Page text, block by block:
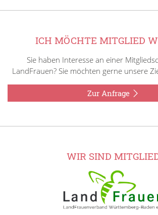
ICH MÖCHTE MITGLIED
Sie haben Interesse an einer
LandFrauen? Sie möchten gerne unsere
Zur Anfrage
WIR SIND